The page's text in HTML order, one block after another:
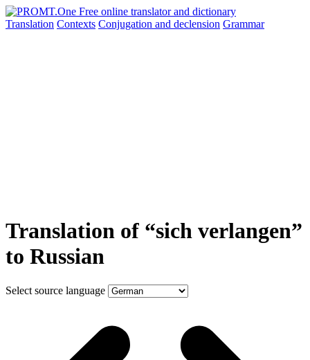
Translation Contexts Conjugation and declension Grammar
Translation of “sich verlangen”
to Russian
Select source language